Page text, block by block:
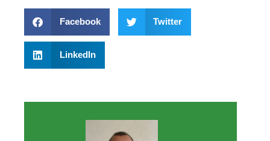
Stefano Rossini